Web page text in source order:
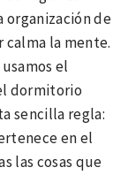
organización de
calma la mente.
el
dormitorio
sencilla regla:
en el
las cosas que